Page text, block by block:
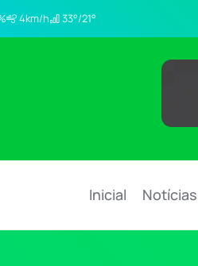
4km/h 33°/21°
Inicial Notícias